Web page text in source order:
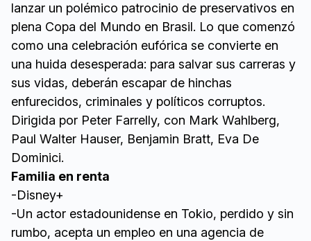
lanzar un polémico patrocinio de preservativos en
plena Copa del Mundo en Brasil. Lo que comenzó
como una celebración eufórica se convierte en
una huida desesperada: para salvar sus carreras y
sus vidas, deberán escapar de hinchas
enfurecidos, criminales y políticos corruptos.
Dirigida por Peter Farrelly, con Mark Wahlberg,
Paul Walter Hauser, Benjamin Bratt, Eva De
Dominici.
Familia en renta
-Disney+
-Un actor estadounidense en Tokio, perdido y sin
rumbo, acepta un empleo en una agencia de